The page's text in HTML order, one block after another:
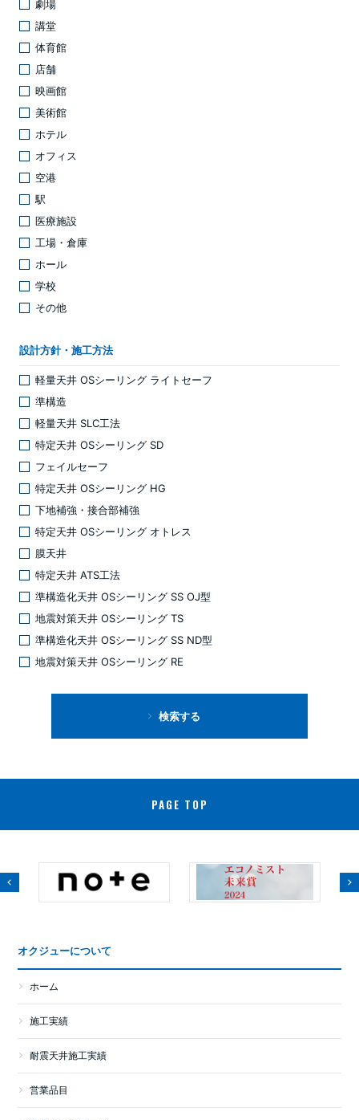
劇場
講堂
体育館
店舗
映画館
美術館
ホテル
オフィス
空港
駅
医療施設
工場・倉庫
ホール
学校
その他
設計方針・施工方法
軽量天井 OSシーリング ライトセーフ
準構造
軽量天井 SLC工法
特定天井 OSシーリング SD
フェイルセーフ
特定天井 OSシーリング HG
下地補強・接合部補強
特定天井 OSシーリング オトレス
膜天井
特定天井 ATS工法
準構造化天井 OSシーリング SS OJ型
地震対策天井 OSシーリング TS
準構造化天井 OSシーリング SS ND型
地震対策天井 OSシーリング RE
検索する
PAGE TOP
オクジューについて
ホーム
施工実績
耐震天井施工実績
営業品目